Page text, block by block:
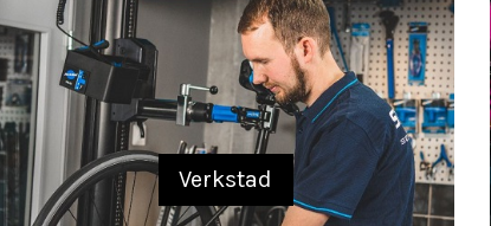
Verkstad